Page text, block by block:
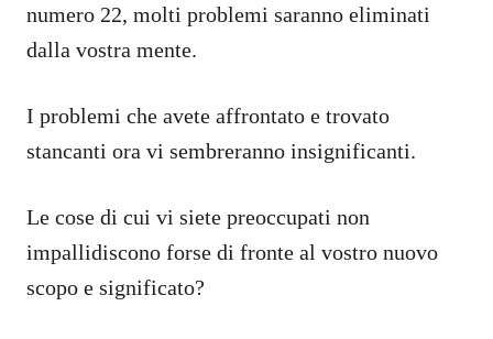
numero 22, molti problemi saranno eliminati
dalla vostra mente.
I problemi che avete affrontato e trovato
stancanti ora vi sembreranno insignificanti.
Le cose di cui vi siete preoccupati non
impallidiscono forse di fronte al vostro nuovo
scopo e significato?